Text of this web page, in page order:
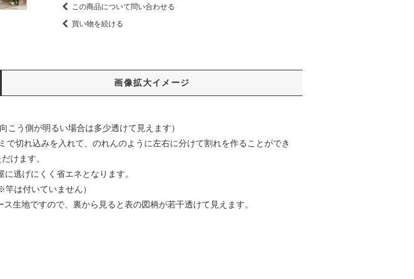
この商品について問い合わせる
買い物を続ける
画像拡大イメージ
側が明るい場合は多少透けて見えます）
切れ込みを入れて、のれんのように左右に分けて割れを作ることができ
けます。
逃げにくく省エネとなります。
は付いていません）
生地ですので、裏から見ると表の図柄が若干透けて見えます。